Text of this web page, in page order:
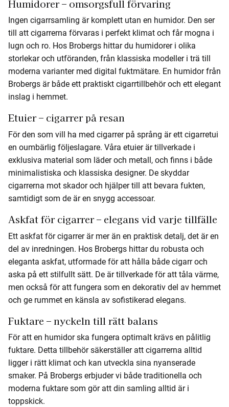
Humidorer – omsorgsfull förvaring
Ingen cigarrsamling är komplett utan en humidor. Den ser
till att cigarrerna förvaras i perfekt klimat och får mogna i
lugn och ro. Hos Brobergs hittar du humidorer i olika
storlekar och utföranden, från klassiska modeller i trä till
moderna varianter med digital fuktmätare. En humidor från
Brobergs är både ett praktiskt cigarrtillbehör och ett elegant
inslag i hemmet.
Etuier – cigarrer på resan
För den som vill ha med cigarrer på språng är ett cigarretui
en oumbärlig följeslagare. Våra etuier är tillverkade i
exklusiva material som läder och metall, och finns i både
minimalistiska och klassiska designer. De skyddar
cigarrerna mot skador och hjälper till att bevara fukten,
samtidigt som de är en snygg accessoar.
Askfat för cigarrer – elegans vid varje tillfälle
Ett askfat för cigarrer är mer än en praktisk detalj, det är en
del av inredningen. Hos Brobergs hittar du robusta och
eleganta askfat, utformade för att hålla både cigarr och
aska på ett stilfullt sätt. De är tillverkade för att tåla värme,
men också för att fungera som en dekorativ del av hemmet
och ge rummet en känsla av sofistikerad elegans.
Fuktare – nyckeln till rätt balans
För att en humidor ska fungera optimalt krävs en pålitlig
fuktare. Detta tillbehör säkerställer att cigarrerna alltid
ligger i rätt klimat och kan utveckla sina nyanserade
smaker. På Brobergs erbjuder vi både traditionella och
moderna fuktare som gör att din samling alltid är i
toppskick.